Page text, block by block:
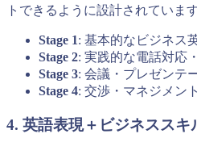
トできるように設計されています
Stage 1: 基本的なビジネス
Stage 2: 実践的な電話対応
Stage 3: 会議・プレゼンテ
Stage 4: 交渉・マネジメン
4. 英語表現＋ビジネススキ